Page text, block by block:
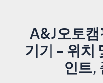
A&J오토캠
기기 – 위치
인트,